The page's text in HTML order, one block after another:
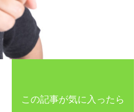
この記事が気に入ったら